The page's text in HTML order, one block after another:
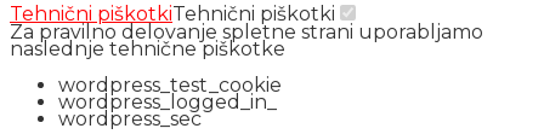
Tehnični piškotkiTehnični piškotki
Za pravilno delovanje spletne strani uporabljamo
naslednje tehnične piškotke
wordpress_test_cookie
wordpress_logged_in_
wordpress_sec